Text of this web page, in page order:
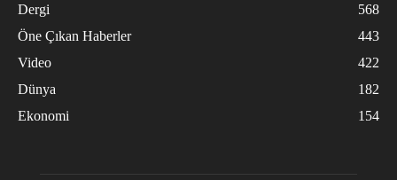
Dergi
568
Öne Çıkan Haberler
443
Video
422
Dünya
182
Ekonomi
154